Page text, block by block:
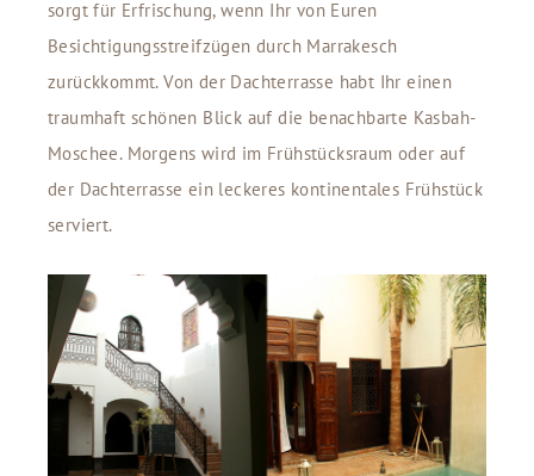
sorgt für Erfrischung, wenn Ihr von Euren
Besichtigungsstreifzügen durch Marrakesch
zurückkommt. Von der Dachterrasse habt Ihr einen
traumhaft schönen Blick auf die benachbarte Kasbah-
Moschee. Morgens wird im Frühstücksraum oder auf
der Dachterrasse ein leckeres kontinentales Frühstück
serviert.